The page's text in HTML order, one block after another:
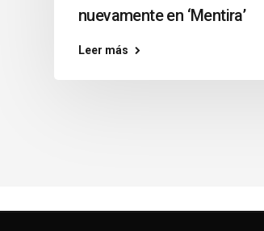
nuevamente en ‘Mentira’
Leer más